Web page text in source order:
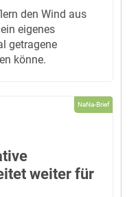
den Wind aus
eigenes
getragene
könne.
NaNa-Brief
weiter für